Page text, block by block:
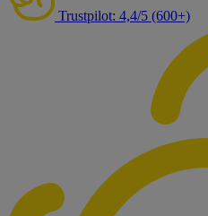
Trustpilot: 4,4/5 (600+)